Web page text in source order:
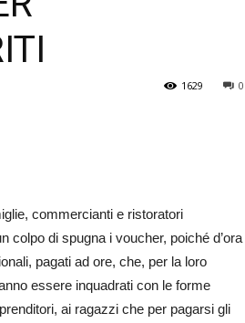
0
1629
commercianti e ristoratori
colpo di spugna i voucher, poiché d’ora
pagati ad ore, che, per la loro
essere inquadrati con le forme
ai ragazzi che per pagarsi gli